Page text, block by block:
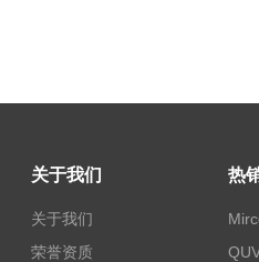
关于我们
关于我们
荣誉资质
热